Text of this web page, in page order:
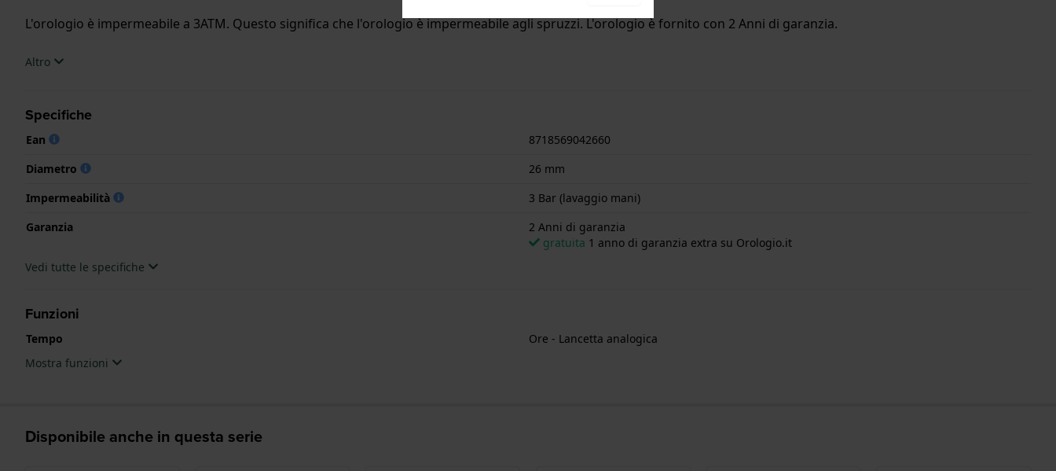
L'orologio è impermeabile a 3ATM. Questo significa che l'orologio è impermeabile agli spruzzi. L'orologio è fornito con 2 Anni di garanzia.
.Altro
Specifiche
Ean
8718569042660
Diametro
26 mm
Impermeabilità
3 Bar (lavaggio mani)
Garanzia
2 Anni di garanzia
gratuita 1 anno di garanzia extra su Orologio.it
Vedi tutte le specifiche
Funzioni
Tempo
Ore - Lancetta analogica
Mostra funzioni
Disponibile anche in questa serie